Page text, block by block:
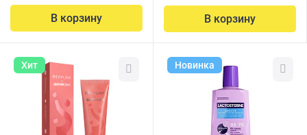
В корзину В корзину
Хит Новинка